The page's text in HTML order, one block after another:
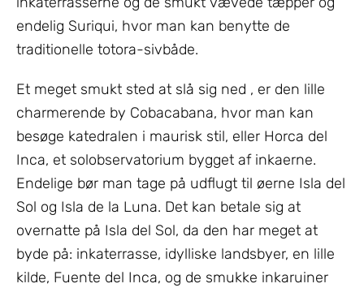
endelig Suriqui, hvor man kan benytte de
traditionelle totora-sivbåde.
Et meget smukt sted at slå sig ned , er den lille
charmerende by Cobacabana, hvor man kan
besøge katedralen i maurisk stil, eller Horca del
Inca, et solobservatorium bygget af inkaerne.
Endelige bør man tage på udflugt til øerne Isla del
Sol og Isla de la Luna. Det kan betale sig at
overnatte på Isla del Sol, da den har meget at
byde på: inkaterrasse, idylliske landsbyer, en lille
kilde, Fuente del Inca, og de smukke inkaruiner